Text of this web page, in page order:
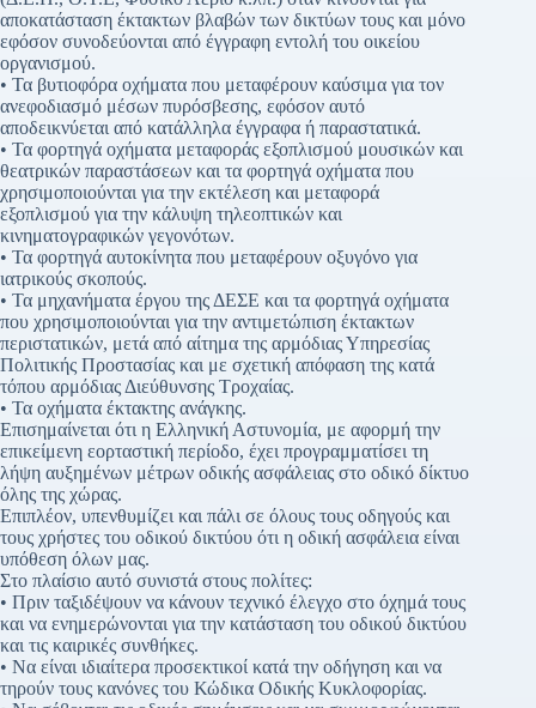
αποκατάσταση έκτακτων βλαβών των δικτύων τους και μόνο
εφόσον συνοδεύονται από έγγραφη εντολή του οικείου
οργανισμού.
• Τα βυτιοφόρα οχήματα που μεταφέρουν καύσιμα για τον
ανεφοδιασμό μέσων πυρόσβεσης, εφόσον αυτό
αποδεικνύεται από κατάλληλα έγγραφα ή παραστατικά.
• Τα φορτηγά οχήματα μεταφοράς εξοπλισμού μουσικών και
θεατρικών παραστάσεων και τα φορτηγά οχήματα που
χρησιμοποιούνται για την εκτέλεση και μεταφορά
εξοπλισμού για την κάλυψη τηλεοπτικών και
κινηματογραφικών γεγονότων.
• Τα φορτηγά αυτοκίνητα που μεταφέρουν οξυγόνο για
ιατρικούς σκοπούς.
• Τα μηχανήματα έργου της ΔΕΣΕ και τα φορτηγά οχήματα
που χρησιμοποιούνται για την αντιμετώπιση έκτακτων
περιστατικών, μετά από αίτημα της αρμόδιας Υπηρεσίας
Πολιτικής Προστασίας και με σχετική απόφαση της κατά
τόπου αρμόδιας Διεύθυνσης Τροχαίας.
• Τα οχήματα έκτακτης ανάγκης.
Επισημαίνεται ότι η Ελληνική Αστυνομία, με αφορμή την
επικείμενη εορταστική περίοδο, έχει προγραμματίσει τη
λήψη αυξημένων μέτρων οδικής ασφάλειας στο οδικό δίκτυο
όλης της χώρας.
Επιπλέον, υπενθυμίζει και πάλι σε όλους τους οδηγούς και
τους χρήστες του οδικού δικτύου ότι η οδική ασφάλεια είναι
υπόθεση όλων μας.
Στο πλαίσιο αυτό συνιστά στους πολίτες:
• Πριν ταξιδέψουν να κάνουν τεχνικό έλεγχο στο όχημά τους
και να ενημερώνονται για την κατάσταση του οδικού δικτύου
και τις καιρικές συνθήκες.
• Να είναι ιδιαίτερα προσεκτικοί κατά την οδήγηση και να
τηρούν τους κανόνες του Κώδικα Οδικής Κυκλοφορίας.